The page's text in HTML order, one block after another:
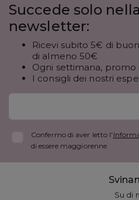
Succede solo
newsletter:
Ricevi subito 5€ di
di almeno 50€
Ogni settimana, promo
I consigli dei nostri
Confermo di aver letto l'
di essere maggiorenne
Su di